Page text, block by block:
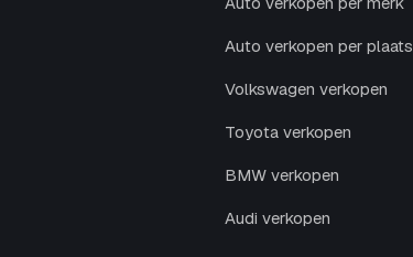
Auto verkopen per plaats
Volkswagen verkopen
Toyota verkopen
BMW verkopen
Audi verkopen